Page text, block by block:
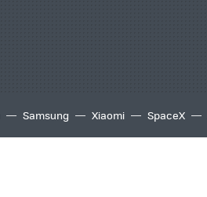
Samsung Xiaomi SpaceX